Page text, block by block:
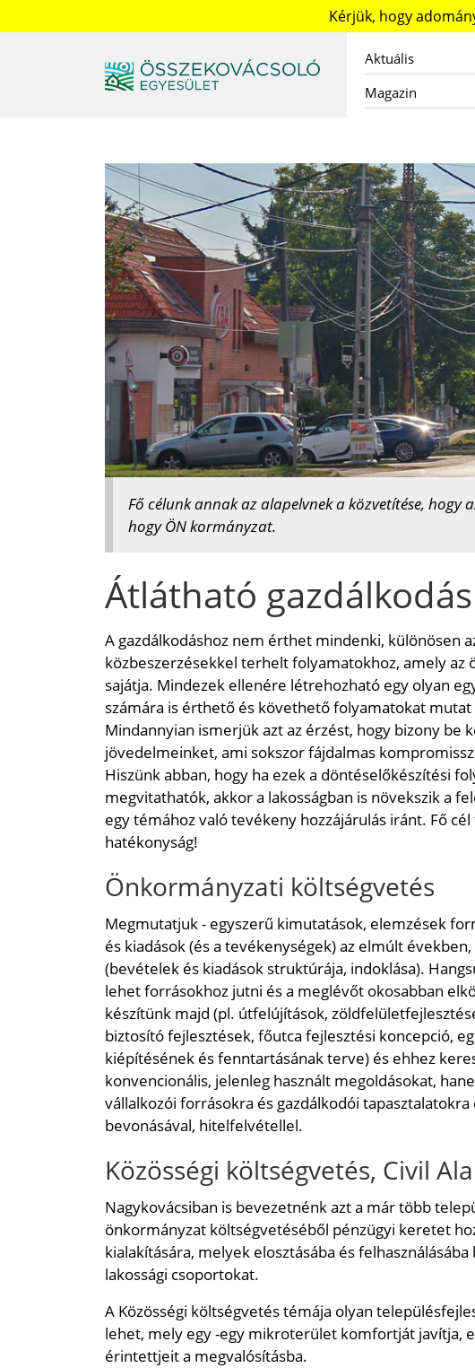
Kérjük, hogy
Aktuális
Magazin
Fő célunk annak az alapelvnek a közvetítése,
hogy ÖN kormányzat.
Átlátható gazdálkodás
A gazdálkodáshoz nem érthet mindenki, különösen
közbeszerzésekkel terhelt folyamatokhoz, amely az
sajátja. Mindezek ellenére létrehozható egy olyan
számára is érthető és követhető folyamatokat
Mindannyian ismerjük azt az érzést, hogy bizony be
jövedelmeinket, ami sokszor fájdalmas
Hiszünk abban, hogy ha ezek a döntéselőkészítési
megvitathatók, akkor a lakosságban is növekszik a
egy témához való tevékeny hozzájárulás iránt. Fő
hatékonyság!
Önkormányzati költségvetés
Megmutatjuk - egyszerű kimutatások, elemzések
és kiadások (és a tevékenységek) az elmúlt
(bevételek és kiadások struktúrája, indoklása).
lehet forrásokhoz jutni és a meglévőt okosabban
készítünk majd (pl. útfelújítások,
biztosító fejlesztések, főutca fejlesztési koncepció,
kiépítésének és fenntartásának terve) és ehhez
konvencionális, jelenleg használt megoldásokat,
vállalkozói forrásokra és gazdálkodói
bevonásával, hitelfelvétellel.
Közösségi költségvetés, Civil
Nagykovácsiban is bevezetnénk azt a már több
önkormányzat költségvetéséből pénzügyi keretet
kialakítására, melyek elosztásába és
lakossági csoportokat.
A Közösségi költségvetés témája olyan
lehet, mely egy -egy mikroterület komfortját javítja,
érintettjeit a megvalósításba.